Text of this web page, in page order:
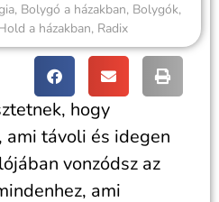
, Bolygó a házakban, Bolygók,
a házakban, Radix
hogy
távoli és idegen
vonzódsz az
ami